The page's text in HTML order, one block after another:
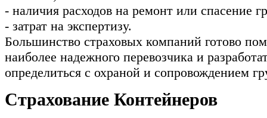
- наличия расходов на ремонт или спасение
- затрат на экспертизу.
Большинство страховых компаний готово
наиболее надежного перевозчика и
определиться с охраной и сопровождением
Страхование Контейнеров